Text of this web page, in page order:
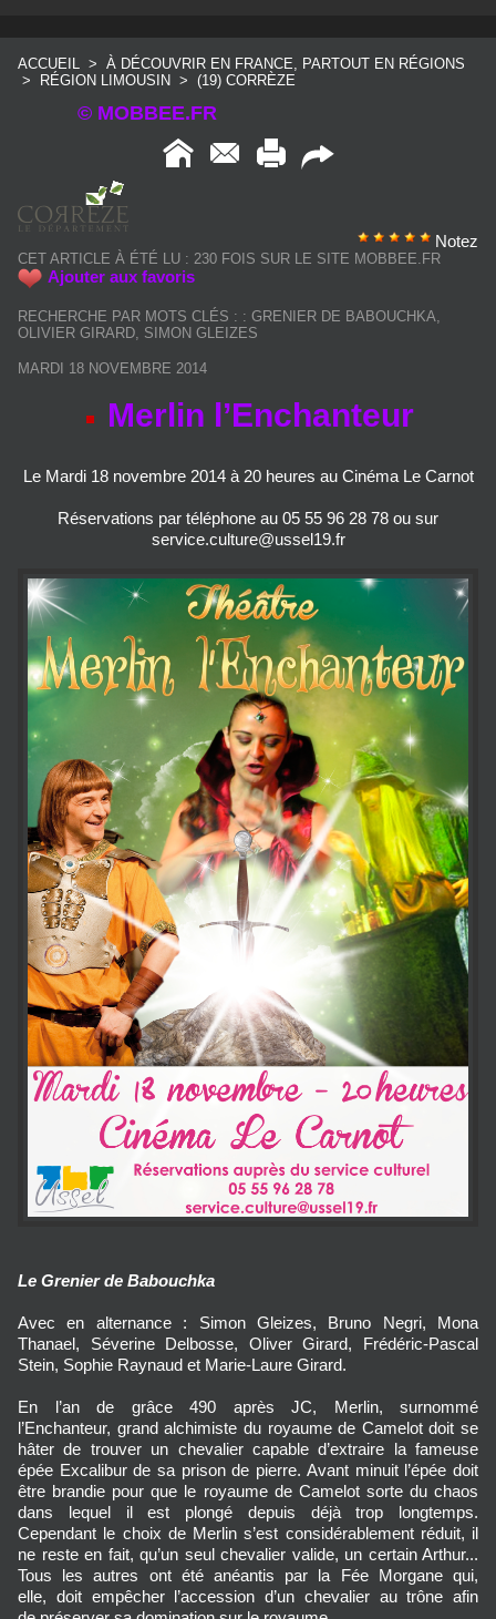
ACCUEIL > À DÉCOUVRIR EN FRANCE, PARTOUT EN RÉGIONS
>
RÉGION LIMOUSIN > (19) CORRÈZE
© MOBBEE.FR
Notez
CET ARTICLE À ÉTÉ LU : 230 FOIS SUR LE SITE MOBBEE.FR
Ajouter aux favoris
RECHERCHE PAR MOTS CLÉS : : GRENIER DE BABOUCHKA
OLIVIER GIRARD SIMON GLEIZES
MARDI 18 NOVEMBRE 2014
Merlin l’Enchanteur
Le Mardi 18 novembre 2014 à 20 heures au Cinéma Le Carnot
Réservations par téléphone au 05 55 96 28 78 ou sur
service.culture@ussel19.fr
Le Grenier de Babouchka
Avec en alternance : Simon Gleizes, Bruno Negri, Mona
Thanael, Séverine Delbosse, Oliver Girard, Frédéric-Pascal
Stein, Sophie Raynaud et Marie-Laure Girard.
En l’an de grâce 490 après JC, Merlin, surnommé
l’Enchanteur, grand alchimiste du royaume de Camelot doit se
hâter de trouver un chevalier capable d’extraire la fameuse
épée Excalibur de sa prison de pierre. Avant minuit l’épée doit
être brandie pour que le royaume de Camelot sorte du chaos
dans lequel il est plongé depuis déjà trop longtemps.
Cependant le choix de Merlin s’est considérablement réduit, il
ne reste en fait, qu’un seul chevalier valide, un certain Arthur...
Tous les autres ont été anéantis par la Fée Morgane qui,
elle, doit empêcher l’accession d’un chevalier au trône afin